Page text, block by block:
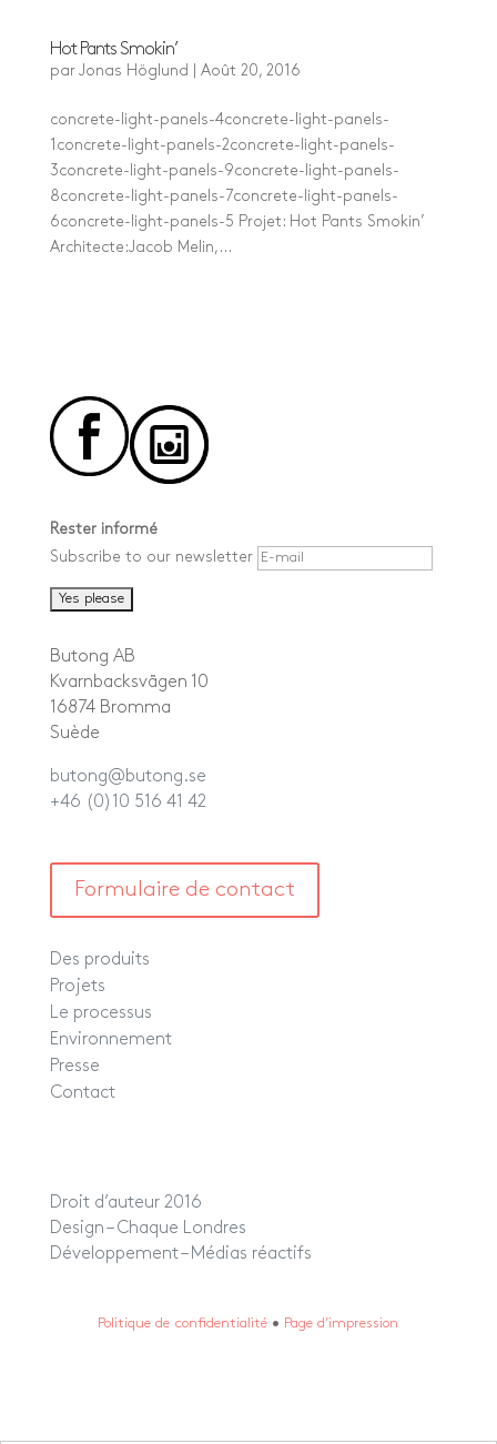
Hot Pants Smokin’
par Jonas Höglund Août 20, 2016
concrete-light-panels-4concrete-light-panels-
1concrete-light-panels-2concrete-light-panels-
3concrete-light-panels-9concrete-light-panels-
8concrete-light-panels-7concrete-light-panels-
6concrete-light-panels-5 Projet: Hot Pants Smokin’
Architecte:Jacob Melin,...
Rester informé
Subscribe to our newsletter
Butong AB
Kvarnbacksvägen 10
16874 Bromma
Suède
butong@butong.se
+46 (0)10 516 41 42
Formulaire de contact
Des produits
Projets
Le processus
Environnement
Presse
Contact
Droit d’auteur 2016
Design – Chaque Londres
Développement – Médias réactifs
Politique de confidentialité • Page d’impression